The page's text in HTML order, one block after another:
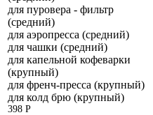
для пуровера - фильтр
(средний)
для аэропресса (средний)
для чашки (средний)
для капельной кофеварки
(крупный)
для френч-пресса (крупный)
для колд брю (крупный)
398 Р